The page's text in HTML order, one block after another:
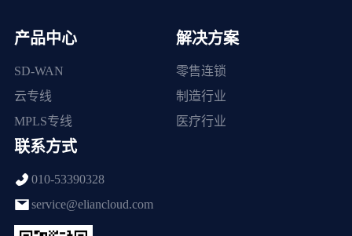
产品中心
SD-WAN
云专线
MPLS专线
解决方案
零售连锁
制造行业
医疗行业
联系方式
010-53390328
service@eliancloud.com